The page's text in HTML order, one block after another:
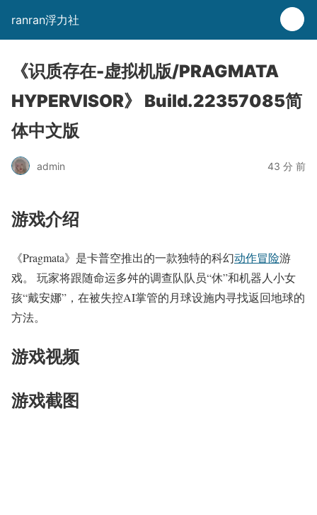
ranran浮力社
《识质存在-虚拟机版/PRAGMATA
HYPERVISOR》 Build.22357085简
体中文版
admin 43 分 前
游戏介绍
《Pragmata》是卡普空推出的一款独特的科幻动作冒险游
戏。 玩家将跟随命运多舛的调查队队员“休”和机器人小女
孩“戴安娜”，在被失控AI掌管的月球设施内寻找返回地球的
方法。
游戏视频
游戏截图